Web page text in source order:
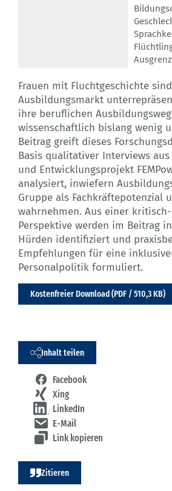
Frauen mit Fluchtgeschichte
Ausbildungsmarkt
ihre beruflichen
wissenschaftlich bislang wenig
Beitrag greift dieses
Basis qualitativer Interviews
und Entwicklungsprojekt
analysiert, inwiefern
Gruppe als Fachkräftepotenzial
wahrnehmen. Aus einer
Perspektive werden im Beitrag
Hürden identifiziert und
Empfehlungen für eine
Personalpolitik formuliert.
Kostenfreier Download (PDF / 510,3 KB)
Inhalt teilen
Facebook
Xing
LinkedIn
E-Mail
Link kopieren
Zitieren